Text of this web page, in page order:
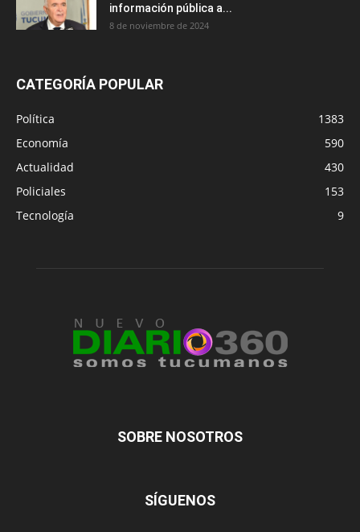
información pública a...
8 de noviembre de 2024
CATEGORÍA POPULAR
Política
1383
Economía
590
Actualidad
430
Policiales
153
Tecnología
9
SOBRE NOSOTROS
SÍGUENOS